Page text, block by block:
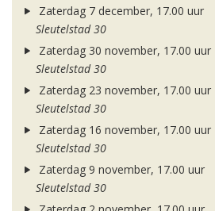
Zaterdag 7 december, 17.00 uur
Sleutelstad 30
Zaterdag 30 november, 17.00 uur
Sleutelstad 30
Zaterdag 23 november, 17.00 uur
Sleutelstad 30
Zaterdag 16 november, 17.00 uur
Sleutelstad 30
Zaterdag 9 november, 17.00 uur
Sleutelstad 30